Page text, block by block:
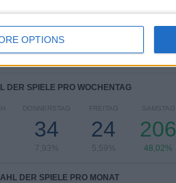
OPTIONS
Europa League
23 (5,36%)
Champions League
16 (3,73%)
Gesamtes Ranking anzeigen
DER SPIELE PRO WOCHENTAG
DONNERSTAG
34
7,93%
FREITAG
24
5,59%
SAMSTAG
206
48,02%
DER SPIELE PRO MONAT